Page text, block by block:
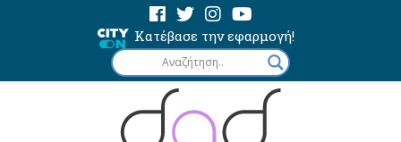
Κατέβασε την εφαρμογή!